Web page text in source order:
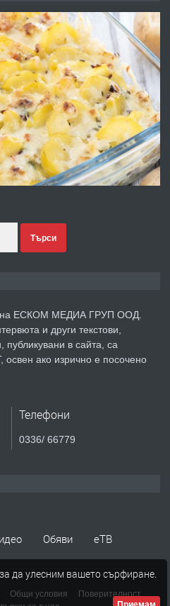
преди 1 година
за общи работници
преди 1 година
"По стъпките на Ангел
преди 1 година
Математика
работник
Търси
на ЕСКОМ МЕДИА ГРУП ООД.
и други текстови,
в сайта, са
освен ако изрично е посочено
Телефони
0336/ 66779
Обяви
еТВ
Общи условия
Поверителност
да улесним вашето сърфиране.